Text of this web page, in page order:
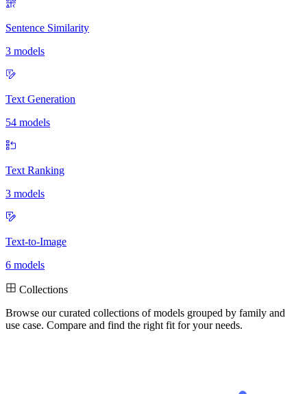
Sentence Similarity
3 models
Text Generation
54 models
Text Ranking
3 models
Text-to-Image
6 models
Collections
Browse our curated collections of models grouped by family and
use case. Compare and find the right fit for your needs.